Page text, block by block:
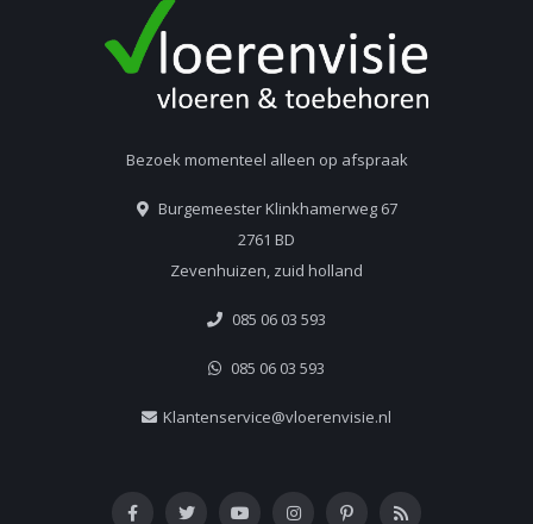
Bezoek momenteel alleen op afspraak
Burgemeester Klinkhamerweg 67
2761 BD
Zevenhuizen, zuid holland
085 06 03 593
085 06 03 593
Klantenservice@vloerenvisie.nl